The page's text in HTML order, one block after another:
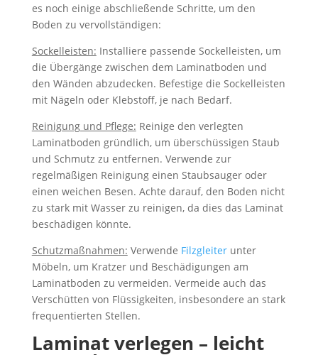
es noch einige abschließende Schritte, um den
Boden zu vervollständigen:
Sockelleisten: Installiere passende Sockelleisten, um
die Übergänge zwischen dem Laminatboden und
den Wänden abzudecken. Befestige die Sockelleisten
mit Nägeln oder Klebstoff, je nach Bedarf.
Reinigung und Pflege: Reinige den verlegten
Laminatboden gründlich, um überschüssigen Staub
und Schmutz zu entfernen. Verwende zur
regelmäßigen Reinigung einen Staubsauger oder
einen weichen Besen. Achte darauf, den Boden nicht
zu stark mit Wasser zu reinigen, da dies das Laminat
beschädigen könnte.
Schutzmaßnahmen: Verwende Filzgleiterunter
Möbeln, um Kratzer und Beschädigungen am
Laminatboden zu vermeiden. Vermeide auch das
Verschütten von Flüssigkeiten, insbesondere an stark
frequentierten Stellen.
Laminat verlegen – leicht